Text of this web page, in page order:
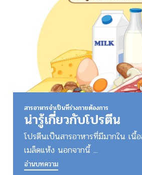
สารอาหารจำเป็นที่ร่างกายต้องการ
น่ารู้เกี่ยวกับโปรตีน
โปรตีนเป็นสารอาหารที่มีมากใน เนื้
เมล็ดแห้ง นอกจากนี้ ...
อ่านบทความ